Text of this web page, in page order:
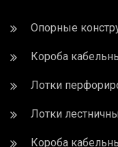
Опорные
Короба
Лотки
Лотки
Короба